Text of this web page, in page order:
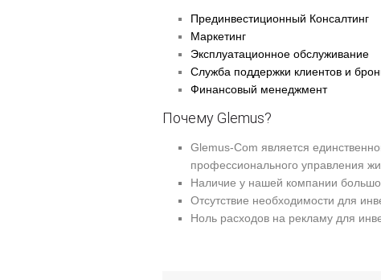
Прединвестиционный Консалтинг
Маркетинг
Эксплуатационное обслуживание
Служба поддержки клиентов и
Финансовый менеджмент
Почему Glemus?
Glemus-Com является
профессионального управления
Наличие у нашей компании
Отсутствие необходимости для
Ноль расходов на рекламу для